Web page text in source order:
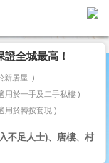
全城最高！
新居屋
用於一手及二手私樓
用於轉按套現
不足人士)、唐樓、村